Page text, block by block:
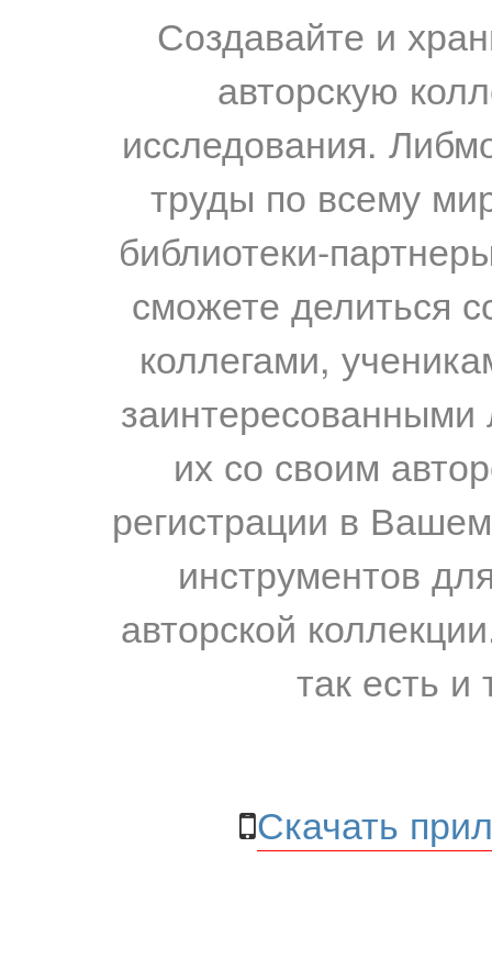
Создавайте и
авторскую
исследования.
труды по всему
библиотеки-
сможете делиться
коллегами,
их со своим
регистрации в
инструментов
авторской
так есть и
Скачать